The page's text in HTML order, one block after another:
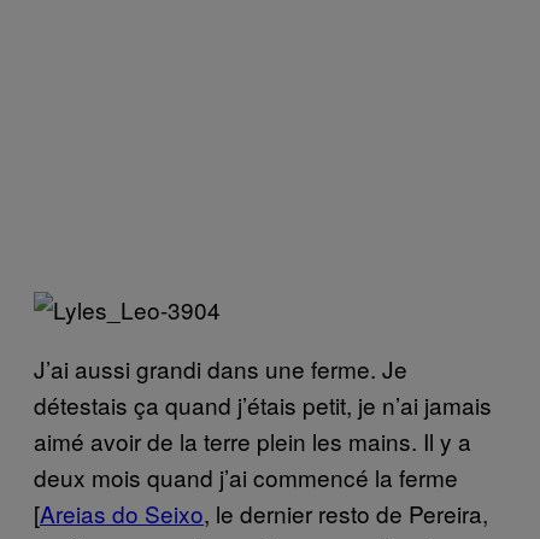
J’ai aussi grandi dans une ferme. Je
détestais ça quand j’étais petit, je n’ai jamais
aimé avoir de la terre plein les mains. Il y a
deux mois quand j’ai commencé la ferme
[Areias do Seixo, le dernier resto de Pereira,